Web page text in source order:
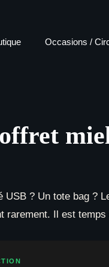
Occasions /
? Un tote bag ?
rarement. Il est